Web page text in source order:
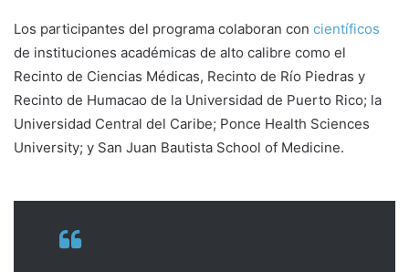
Los participantes del programa colaboran con científicos
de instituciones académicas de alto calibre como el
Recinto de Ciencias Médicas, Recinto de Río Piedras y
Recinto de Humacao de la Universidad de Puerto Rico; la
Universidad Central del Caribe; Ponce Health Sciences
University; y San Juan Bautista School of Medicine.